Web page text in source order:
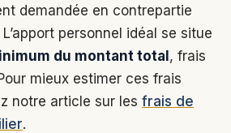
demandée en contrepartie
personnel idéal se situe
du montant total, frais
mieux estimer ces frais
notre article sur les frais de
.